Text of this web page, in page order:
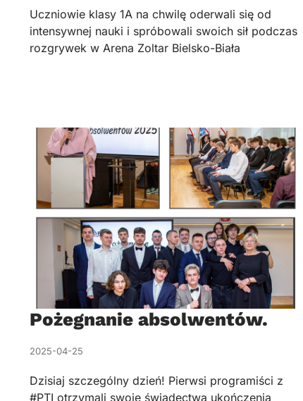
Uczniowie klasy 1A na chwilę oderwali się od
intensywnej nauki i spróbowali swoich sił podczas
rozgrywek w Arena Zoltar Bielsko-Biała
Pożegnanie absolwentów.
2025-04-25
Dzisiaj szczególny dzień! Pierwsi programiści z
#PTI otrzymali swoje świadectwa ukończenia